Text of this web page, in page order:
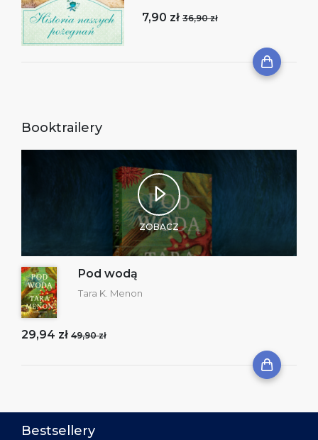
7,90 zł 36,90 zł
Booktrailery
ZOBACZ
Pod wodą
Tara K. Menon
29,94 zł 49,90 zł
Bestsellery